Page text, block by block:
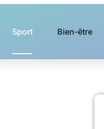
Sport Bien-être